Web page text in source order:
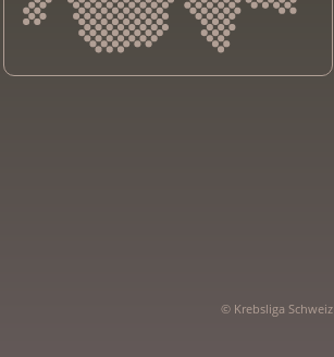
Ligue neuchâteloise contre le cancer
© Krebsliga Schweiz